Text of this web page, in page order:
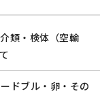
類・検体（空輸
ドブル・卵・その